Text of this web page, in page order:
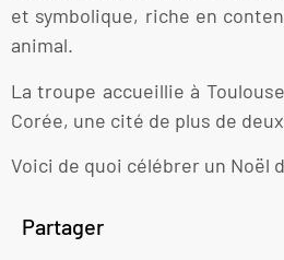
et symbolique, riche en
animal.
La troupe accueillie à
Corée, une cité de plus de
Voici de quoi célébrer un Noël
Partager